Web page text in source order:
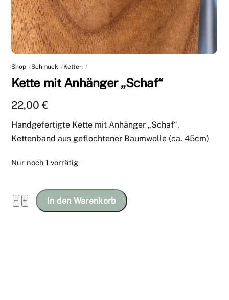
Shop Schmuck Ketten
Kette mit Anhänger „Schaf“
22,00€
Handgefertigte Kette mit Anhänger „Schaf“,
Kettenband aus geflochtener Baumwolle (ca. 45cm)
Nur noch 1 vorrätig
− Kette
+ In den Warenkorb